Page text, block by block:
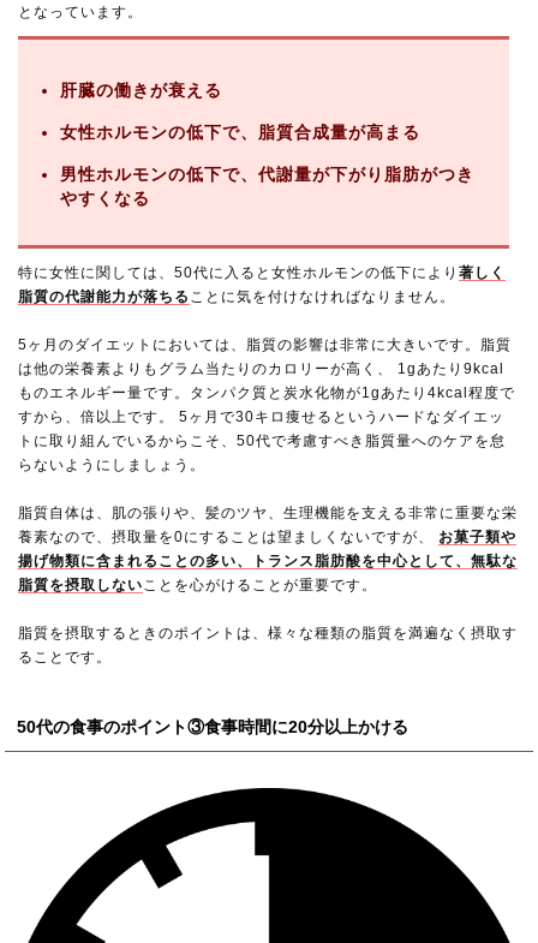
となっています。
肝臓の働きが衰える
女性ホルモンの低下で、脂質合成量が高まる
男性ホルモンの低下で、代謝量が下がり脂肪がつき
やすくなる
特に女性に関しては、50代に入ると女性ホルモンの低下により著しく
脂質の代謝能力が落ちる ことに気を付けなければなりません。
5ヶ月のダイエットにおいては、脂質の影響は非常に大きいです。脂質
は他の栄養素よりもグラム当たりのカロリーが高く、 1gあたり9kcal
ものエネルギー量です。タンパク質と炭水化物が1gあたり4kcal程度で
すから、倍以上です。 5ヶ月で30キロ痩せるというハードなダイエッ
トに取り組んでいるからこそ、50代で考慮すべき脂質量へのケアを怠
らないようにしましょう。
脂質自体は、肌の張りや、髪のツヤ、生理機能を支える非常に重要な栄
養素なので、摂取量を0にすることは望ましくないですが、 お菓子類や
揚げ物類に含まれることの多い、トランス脂肪酸を中心として、無駄な
脂質を摂取しないことを心がけることが重要です。
脂質を摂取するときのポイントは、様々な種類の脂質を満遍なく摂取す
ることです。
50代の食事のポイント③食事時間に20分以上かける